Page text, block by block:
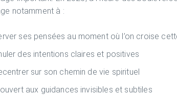
notamment à :
ses pensées au moment où l’on croise
des intentions claires et positives
sur son chemin de vie spirituel
aux guidances invisibles et subtiles